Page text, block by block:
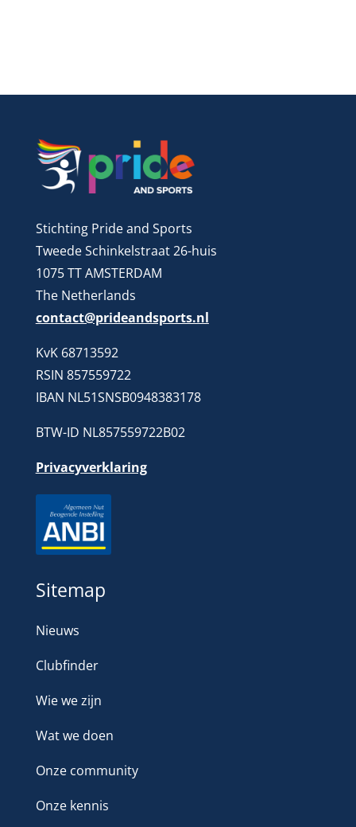
Stichting Pride and Sports
Tweede Schinkelstraat 26-huis
1075 TT AMSTERDAM
The Netherlands
contact@prideandsports.nl
KvK 68713592
RSIN 857559722
IBAN NL51SNSB0948383178
BTW-ID NL857559722B02
Privacyverklaring
Sitemap
Nieuws
Clubfinder
Wie we zijn
Wat we doen
Onze community
Onze kennis